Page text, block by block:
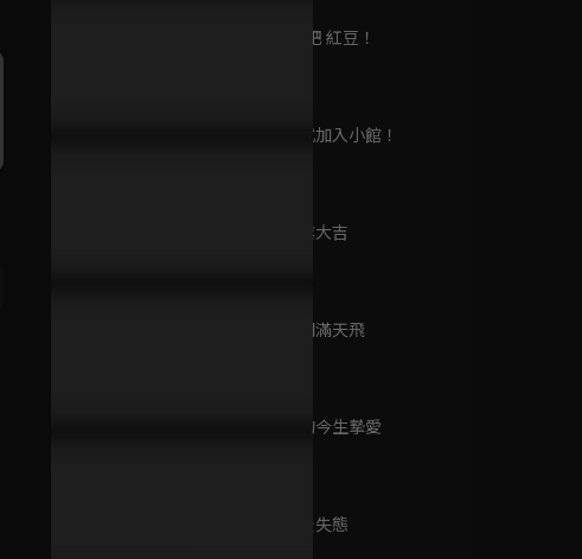
第9集 奔跑吧 紅豆！
第10集 正式加入小館！
第11集 開業大吉
第12集 緋聞滿天飛
第13集 我的今生摯愛
第14集 酒後失態
已完結 / 共 24 集
民族味
已完結 / 共 32 集
手牽手